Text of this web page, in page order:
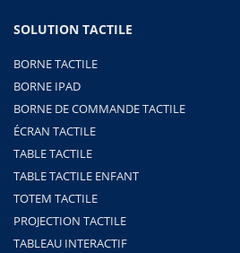
SOLUTION TACTILE
BORNE TACTILE
BORNE IPAD
BORNE DE COMMANDE TACTILE
ÉCRAN TACTILE
TABLE TACTILE
TABLE TACTILE ENFANT
TOTEM TACTILE
PROJECTION TACTILE
TABLEAU INTERACTIF